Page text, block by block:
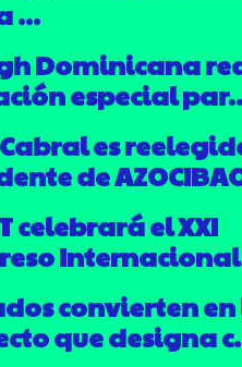
...
Dominicana
especial
es
de
celebrará el XXI
Internacional
convierten
que designa